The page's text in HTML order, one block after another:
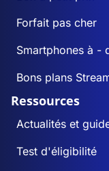
Forfait pas cher
Smartphones à -
Bons plans
Ressources
Actualités et
Test d'éligibilité